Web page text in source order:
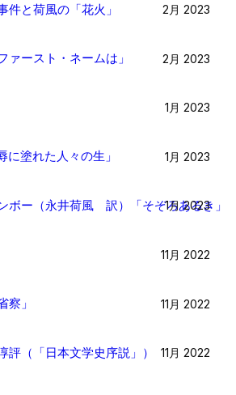
件と荷風の「花火」 2月 2023
ァースト・ネームは」 2月 2023
1月 2023
塗れた人々の生」 1月 2023
ボー（永井荷風 訳）「そぞろあるき」
1月 2023
11月 2022
察」 11月 2022
評（「日本文学史序説」） 11月 2022